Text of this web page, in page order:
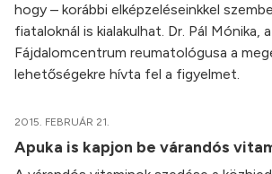
hogy – korábbi elképzeléseinkkel
fiataloknál is kialakulhat. Dr. Pál Mónika,
Fájdalomcentrum reumatológusa a
lehetőségekre hívta fel a figyelmet.
2015. FEBRUÁR 21.
Apuka is kapjon be várandós